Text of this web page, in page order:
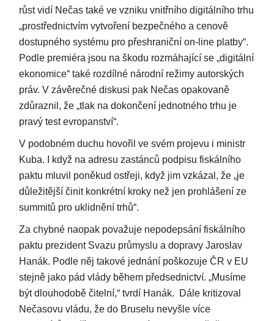
růst vidí Nečas také ve vzniku vnitřního digitálního trhu
„prostřednictvím vytvoření bezpečného a cenově
dostupného systému pro přeshraniční on-line platby“.
Podle premiéra jsou na škodu rozmáhající se „digitální
ekonomice“ také rozdílné národní režimy autorských
práv. V závěrečné diskusi pak Nečas opakovaně
zdůraznil, že „tlak na dokončení jednotného trhu je
pravý test evropanství“.
V podobném duchu hovořil ve svém projevu i ministr
Kuba. I když na adresu zastánců podpisu fiskálního
paktu mluvil poněkud ostřeji, když jim vzkázal, že „je
důležitější činit konkrétní kroky než jen prohlášení ze
summitů pro uklidnění trhů“.
Za chybné naopak považuje nepodepsání fiskálního
paktu prezident Svazu průmyslu a dopravy Jaroslav
Hanák. Podle něj takové jednání poškozuje ČR v EU
stejně jako pád vlády během předsednictví. „Musíme
být dlouhodobě čitelní,“ tvrdí Hanák. Dále kritizoval
Nečasovu vládu, že do Bruselu nevyšle více